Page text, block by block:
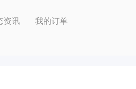
资讯 我的订单